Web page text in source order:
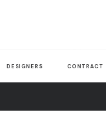
DESIGNERS CONTRACT